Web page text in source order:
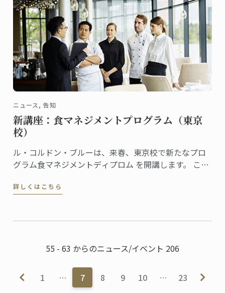
ニュース, 告知
新講座：食マネジメントプログラム（東京
校）
ル・コルドン・ブルーは、来春、東京校で新たなプロ
グラム食マネジメントディプロム を開講します。 この
が、レストラン、製菓店、フードビジネスなどを開業
詳しくはこちら
55 - 63 からのニュース/イベント 206
1 … 7 8 9 10 … 23